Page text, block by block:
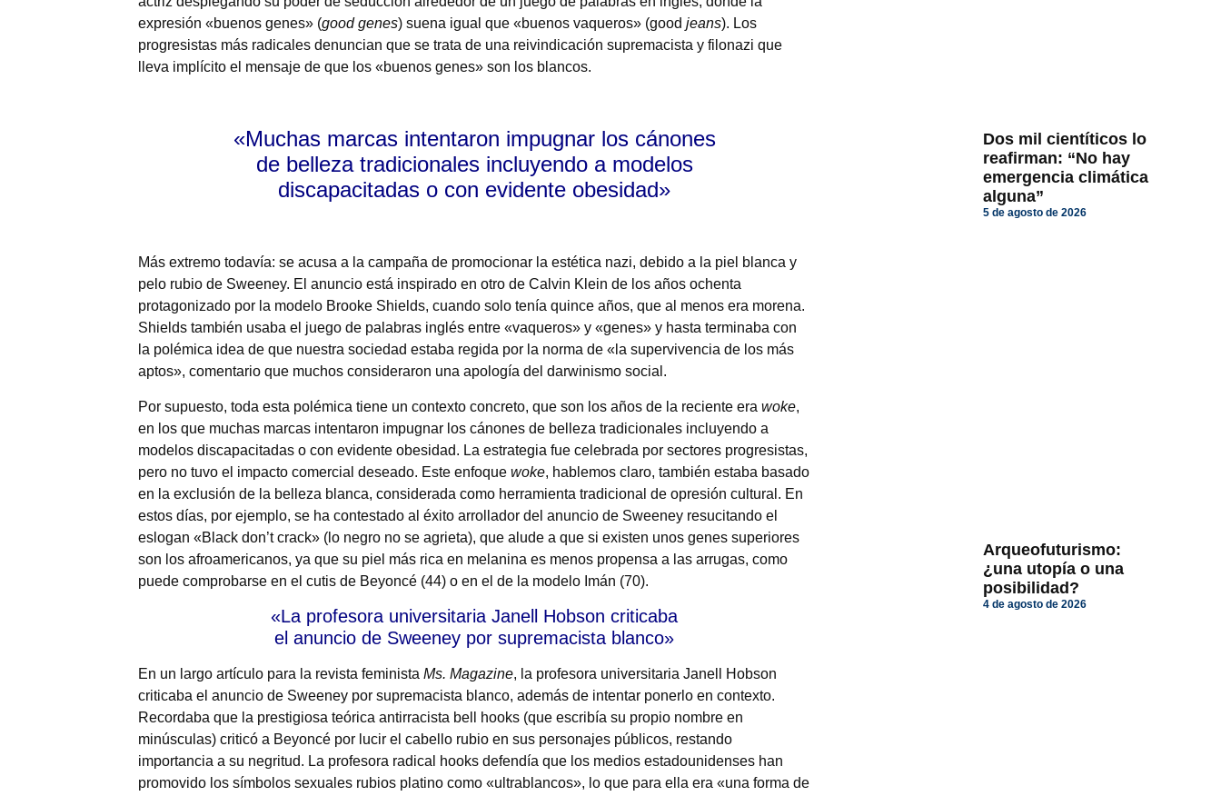
expresión «buenos genes» (good genes) suena igual que «buenos vaqueros» (good jeans). Los
progresistas más radicales denuncian que se trata de una reivindicación supremacista y filonazi que
lleva implícito el mensaje de que los «buenos genes» son los blancos.
«Muchas marcas intentaron impugnar los cánones
de belleza tradicionales incluyendo a modelos
discapacitadas o con evidente obesidad»
Más extremo todavía: se acusa a la campaña de promocionar la estética nazi, debido a la piel blanca y
pelo rubio de Sweeney. El anuncio está inspirado en otro de Calvin Klein de los años ochenta
protagonizado por la modelo Brooke Shields, cuando solo tenía quince años, que al menos era morena.
Shields también usaba el juego de palabras inglés entre «vaqueros» y «genes» y hasta terminaba con
la polémica idea de que nuestra sociedad estaba regida por la norma de «la supervivencia de los más
aptos», comentario que muchos consideraron una apología del darwinismo social.
Por supuesto, toda esta polémica tiene un contexto concreto, que son los años de la reciente era woke,
en los que muchas marcas intentaron impugnar los cánones de belleza tradicionales incluyendo a
modelos discapacitadas o con evidente obesidad. La estrategia fue celebrada por sectores progresistas,
pero no tuvo el impacto comercial deseado. Este enfoque woke, hablemos claro, también estaba basado
en la exclusión de la belleza blanca, considerada como herramienta tradicional de opresión cultural. En
estos días, por ejemplo, se ha contestado al éxito arrollador del anuncio de Sweeney resucitando el
eslogan «Black don’t crack» (lo negro no se agrieta), que alude a que si existen unos genes superiores
son los afroamericanos, ya que su piel más rica en melanina es menos propensa a las arrugas, como
puede comprobarse en el cutis de Beyoncé (44) o en el de la modelo Imán (70).
«La profesora universitaria Janell Hobson criticaba
el anuncio de Sweeney por supremacista blanco»
En un largo artículo para la revista feminista Ms. Magazine, la profesora universitaria Janell Hobson
criticaba el anuncio de Sweeney por supremacista blanco, además de intentar ponerlo en contexto.
Recordaba que la prestigiosa teórica antirracista bell hooks (que escribía su propio nombre en
minúsculas) criticó a Beyoncé por lucir el cabello rubio en sus personajes públicos, restando
importancia a su negritud. La profesora radical hooks defendía que los medios estadounidenses han
promovido los símbolos sexuales rubios platino como «ultrablancos», lo que para ella era «una forma de
Dos mil cientíticos lo
reafirman: “No hay
emergencia climática
alguna”
5 de agosto de 2026
Arqueofuturismo:
¿una utopía o una
posibilidad?
4 de agosto de 2026